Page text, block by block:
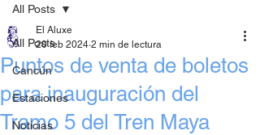
All Posts
Cancún
Estaciones
Noticias
All Posts
Puntos de venta de boletos
para inauguración del
Tramo 5 del Tren Maya
El Aluxe
20 feb 2024 2 min de lectura